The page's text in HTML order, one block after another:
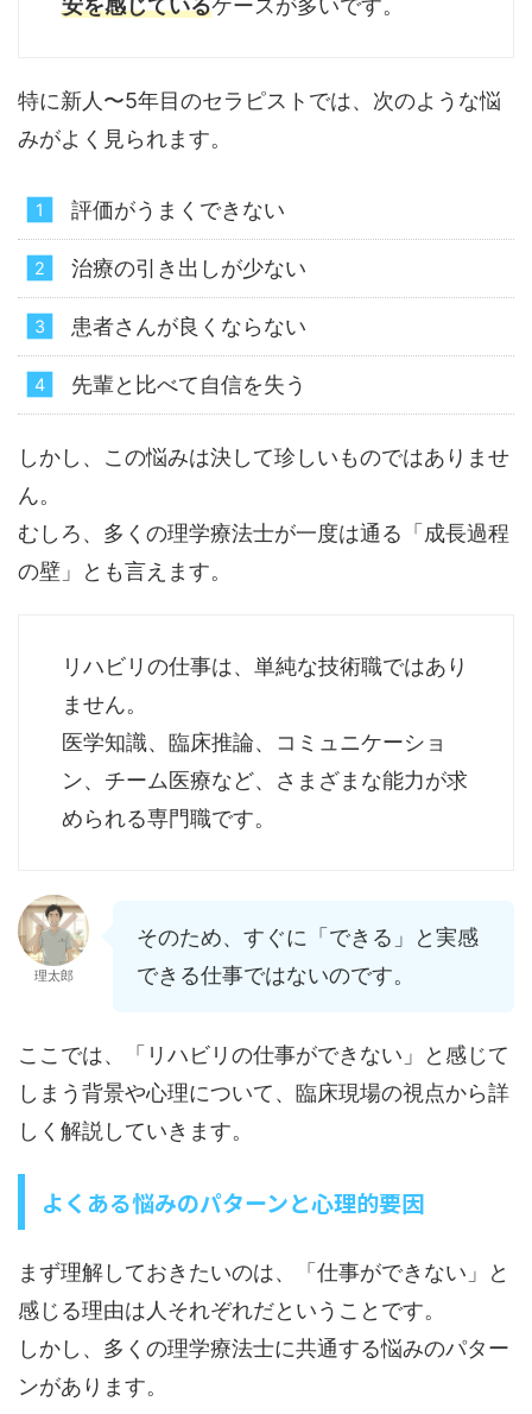
安を感じているケースが多いです。
特に新人〜5年目のセラピストでは、次のような悩
みがよく見られます。
評価がうまくできない
治療の引き出しが少ない
患者さんが良くならない
先輩と比べて自信を失う
しかし、この悩みは決して珍しいものではありませ
ん。
むしろ、多くの理学療法士が一度は通る「成長過程
の壁」とも言えます。
リハビリの仕事は、単純な技術職ではあり
ません。
医学知識、臨床推論、コミュニケーショ
ン、チーム医療など、さまざまな能力が求
められる専門職です。
理太郎
そのため、すぐに「できる」と実感
できる仕事ではないのです。
ここでは、「リハビリの仕事ができない」と感じて
しまう背景や心理について、臨床現場の視点から詳
しく解説していきます。
よくある悩みのパターンと心理的要因
まず理解しておきたいのは、「仕事ができない」と
感じる理由は人それぞれだということです。
しかし、多くの理学療法士に共通する悩みのパター
ンがあります。